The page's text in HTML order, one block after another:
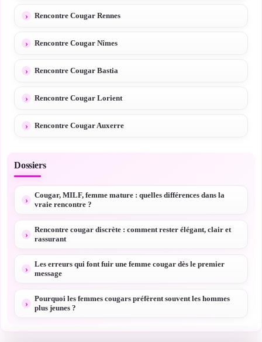
Rencontre Cougar Rennes
Rencontre Cougar Nîmes
Rencontre Cougar Bastia
Rencontre Cougar Lorient
Rencontre Cougar Auxerre
Dossiers
Cougar, MILF, femme mature : quelles différences dans la
vraie rencontre ?
Rencontre cougar discrète : comment rester élégant, clair et
rassurant
Les erreurs qui font fuir une femme cougar dès le premier
message
Pourquoi les femmes cougars préfèrent souvent les hommes
plus jeunes ?